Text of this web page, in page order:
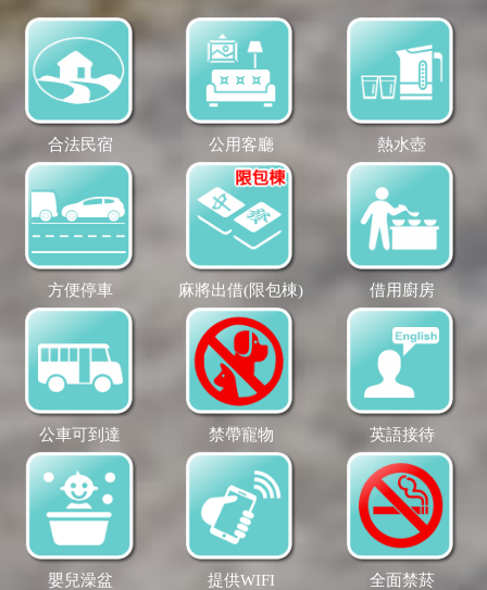
合法民宿 公用客廳 熱水壺
方便停車 麻將出借(限包棟) 借用廚房
公車可到達 禁帶寵物 英語接待
嬰兒澡盆 提供WIFI 全面禁菸